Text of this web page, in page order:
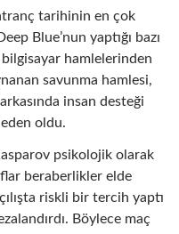
tarihinin en çok
Blue’nun yaptığı bazı
bilgisayar hamlelerinden
savunma hamlesi,
insan desteği
oldu.
psikolojik olarak
beraberlikler elde
riskli bir tercih yaptı
Böylece maç